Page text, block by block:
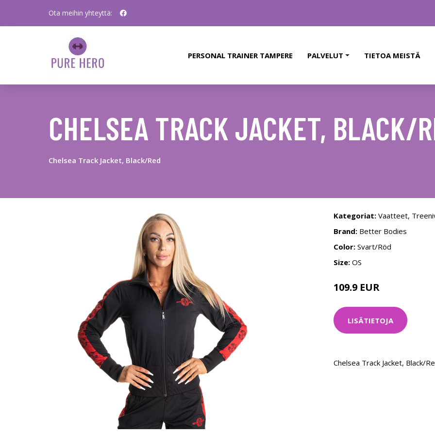
Ota meihin yhteyttä:
PERSONAL TRAINER TAMPERE PALVELUT TIETOA MEISTÄ
CHELSEA TRACK JACKET, BLACK/
Chelsea Track Jacket, Black/Red
Kategoriat: Vaatteet,
Brand: Better Bodies
Color: Svart/Röd
Size: OS
109.9 EUR
LISÄTIETOJA
Chelsea Track Jacket, Black/